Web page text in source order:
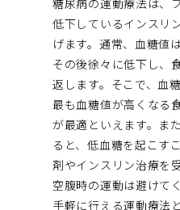
糖尿病の運動療法は、
低下しているインスリ
げます。通常、血糖値
その後徐々に低下し、
返します。そこで、血
最も血糖値が高くなる
が最適といえます。ま
ると、低血糖を起こす
剤やインスリン治療を
空腹時の運動は避けて
手軽に行える運動療法